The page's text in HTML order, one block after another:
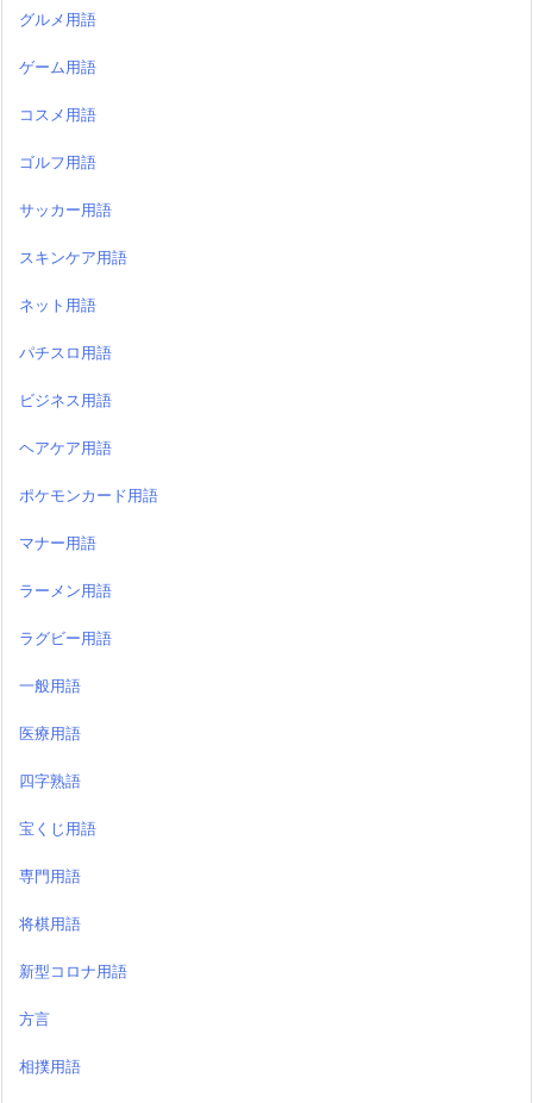
グルメ用語
ゲーム用語
コスメ用語
ゴルフ用語
サッカー用語
スキンケア用語
ネット用語
パチスロ用語
ビジネス用語
ヘアケア用語
ポケモンカード用語
マナー用語
ラーメン用語
ラグビー用語
一般用語
医療用語
四字熟語
宝くじ用語
専門用語
将棋用語
新型コロナ用語
方言
相撲用語